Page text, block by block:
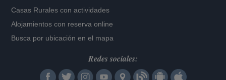
Casas Rurales con actividades
Alojamientos con reserva online
Busca por ubicación en el mapa
Redes sociales: